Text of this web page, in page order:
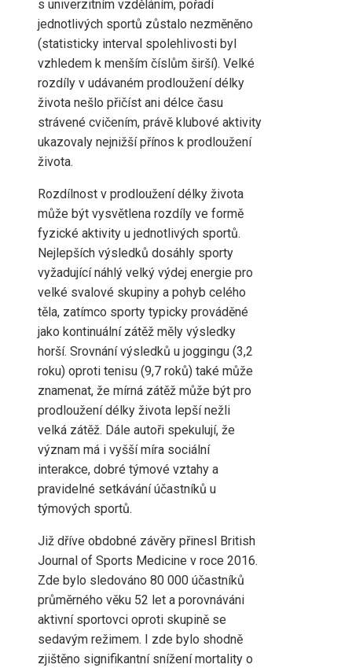
s univerzitním vzděláním, pořadí
jednotlivých sportů zůstalo nezměněno
(statisticky interval spolehlivosti byl
vzhledem k menším číslům širší). Velké
rozdíly v udávaném prodloužení délky
života nešlo přičíst ani délce času
strávené cvičením, právě klubové aktivity
ukazovaly nejnižší přínos k prodloužení
života.
Rozdílnost v prodloužení délky života
může být vysvětlena rozdíly ve formě
fyzické aktivity u jednotlivých sportů.
Nejlepších výsledků dosáhly sporty
vyžadující náhlý velký výdej energie pro
velké svalové skupiny a pohyb celého
těla, zatímco sporty typicky prováděné
jako kontinuální zátěž měly výsledky
horší. Srovnání výsledků u joggingu (3,2
roku) oproti tenisu (9,7 roků) také může
znamenat, že mírná zátěž může být pro
prodloužení délky života lepší nežli
velká zátěž. Dále autoři spekulují, že
význam má i vyšší míra sociální
interakce, dobré týmové vztahy a
pravidelné setkávání účastníků u
týmových sportů.
Již dříve obdobné závěry přinesl British
Journal of Sports Medicine v roce 2016.
Zde bylo sledováno 80 000 účastníků
průměrného věku 52 let a porovnáváni
aktivní sportovci oproti skupině se
sedavým režimem. I zde bylo shodně
zjištěno signifikantní snížení mortality o